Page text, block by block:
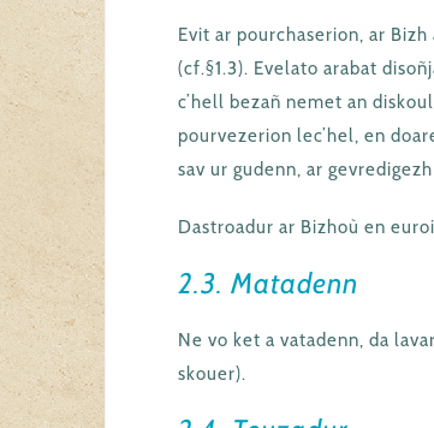
Evit ar pourchaserion, ar
(cf.§1.3). Evelato arabat
c’hell bezañ nemet an
pourvezerion lec’hel, en
sav ur gudenn, ar
Dastroadur ar Bizhoù en
2.3. Matadenn
Ne vo ket a vatadenn, da
skouer).